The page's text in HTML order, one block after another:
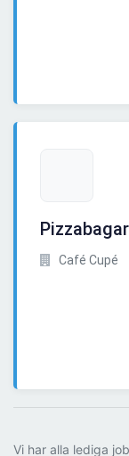
Café Cupé
Vi har alla lediga